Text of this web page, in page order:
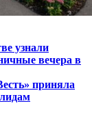
узнали
вечера в
приняла